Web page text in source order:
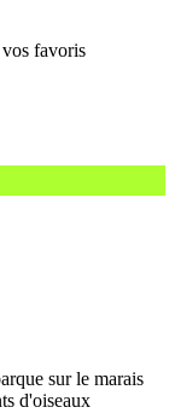
sur le marais
d'oiseaux